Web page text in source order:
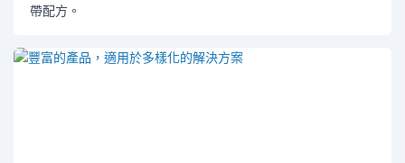
帶配方。